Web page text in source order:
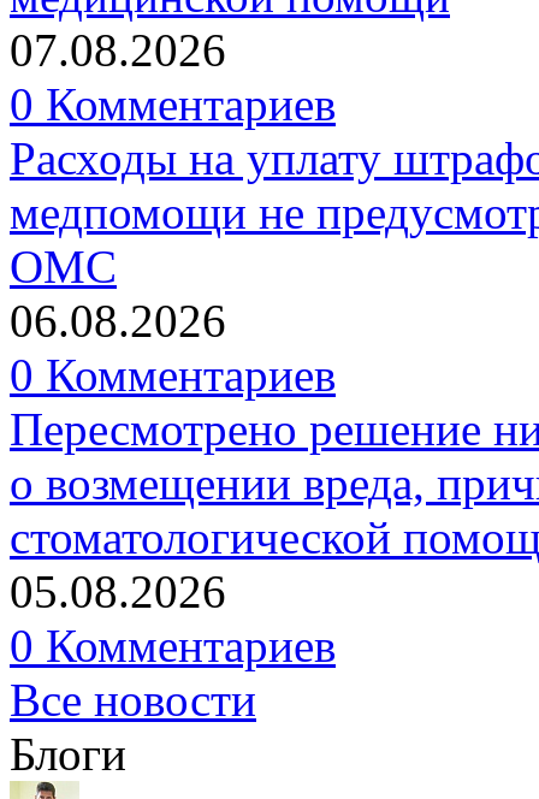
07.08.2026
0 Комментариев
Расходы на уплату
медпомощи не
ОМС
06.08.2026
0 Комментариев
Пересмотрено решение
о возмещении вреда,
стоматологической
05.08.2026
0 Комментариев
Все новости
Блоги